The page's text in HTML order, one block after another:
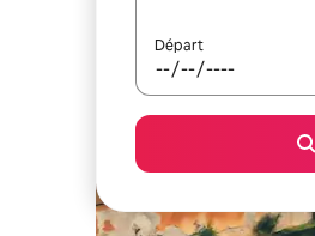
Départ